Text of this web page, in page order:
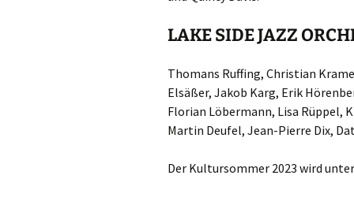
LAKE SIDE JAZZ
Thomans Ruffing, Christian
Elsäßer, Jakob Karg, Erik
Florian Löbermann, Lisa Rüppel,
Martin Deufel, Jean-Pierre Dix,
Der Kultursommer 2023 wird